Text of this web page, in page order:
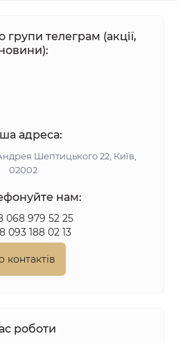
телеграм (акції,
адреса:
Шептицького 22, Київ,
02002
нам:
068 979 52 25
093 188 02 13
контактів
роботи